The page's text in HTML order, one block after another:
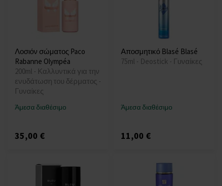
Λοσιόν σώματος Paco
Rabanne Olympéa
200ml - Καλλυντικά για την
ενυδάτωση του δέρματος -
Γυναίκες
Άμεσα διαθέσιμο
35,00 €
Αποσμητικό Blasé Blasé
75ml - Deostick - Γυναίκες
Άμεσα διαθέσιμο
11,00 €